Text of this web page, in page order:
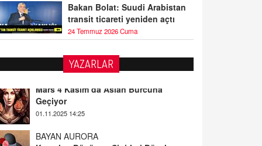
Bakan Bolat: Suudi Arabistan
transit ticareti yeniden açtı
24 Temmuz 2026 Cuma
YAZARLAR
BAYAN AURORA
Kaygıları Düşüren, Sinirleri Düzelten
Bitkiler